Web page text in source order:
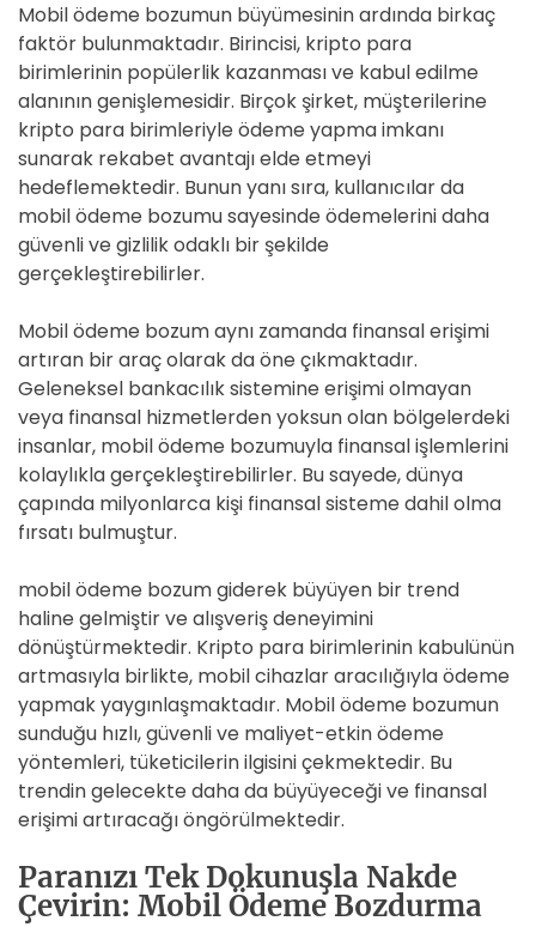
Mobil ödeme bozumun büyümesinin ardında birkaç
faktör bulunmaktadır. Birincisi, kripto para
birimlerinin popülerlik kazanması ve kabul edilme
alanının genişlemesidir. Birçok şirket, müşterilerine
kripto para birimleriyle ödeme yapma imkanı
sunarak rekabet avantajı elde etmeyi
hedeflemektedir. Bunun yanı sıra, kullanıcılar da
mobil ödeme bozumu sayesinde ödemelerini daha
güvenli ve gizlilik odaklı bir şekilde
gerçekleştirebilirler.
Mobil ödeme bozum aynı zamanda finansal erişimi
artıran bir araç olarak da öne çıkmaktadır.
Geleneksel bankacılık sistemine erişimi olmayan
veya finansal hizmetlerden yoksun olan bölgelerdeki
insanlar, mobil ödeme bozumuyla finansal işlemlerini
kolaylıkla gerçekleştirebilirler. Bu sayede, dünya
çapında milyonlarca kişi finansal sisteme dahil olma
fırsatı bulmuştur.
mobil ödeme bozum giderek büyüyen bir trend
haline gelmiştir ve alışveriş deneyimini
dönüştürmektedir. Kripto para birimlerinin kabulünün
artmasıyla birlikte, mobil cihazlar aracılığıyla ödeme
yapmak yaygınlaşmaktadır. Mobil ödeme bozumun
sunduğu hızlı, güvenli ve maliyet-etkin ödeme
yöntemleri, tüketicilerin ilgisini çekmektedir. Bu
trendin gelecekte daha da büyüyeceği ve finansal
erişimi artıracağı öngörülmektedir.
Paranızı Tek Dokunuşla Nakde
Çevirin: Mobil Ödeme Bozdurma